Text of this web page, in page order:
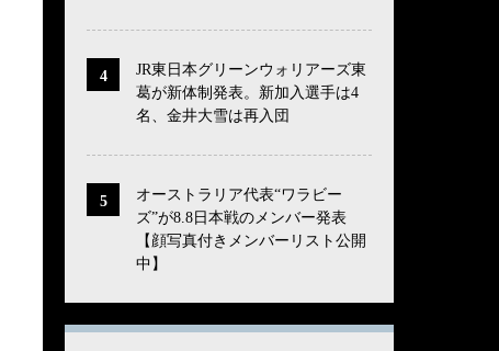
JR東日本グリーンウォリアーズ東
葛が新体制発表。新加入選手は4
名、金井大雪は再入団
オーストラリア代表“ワラビー
ズ”が8.8日本戦のメンバー発表
【顔写真付きメンバーリスト公開
中】